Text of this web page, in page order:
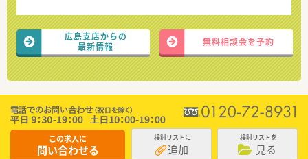
広島支店からの
最新情報
無料相談会を予約
この求人に
問い合わせる
検討リストに
追加
検討リストを
見る